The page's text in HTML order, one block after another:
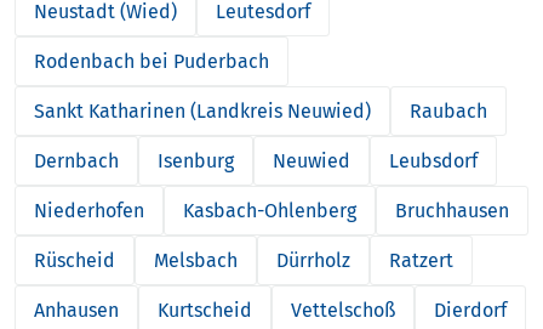
Neustadt (Wied) Leutesdorf
Rodenbach bei Puderbach
Sankt Katharinen (Landkreis Neuwied) Raubach
Dernbach Isenburg Neuwied Leubsdorf
Niederhofen Kasbach-Ohlenberg Bruchhausen
Rüscheid Melsbach Dürrholz Ratzert
Anhausen Kurtscheid Vettelschoß Dierdorf